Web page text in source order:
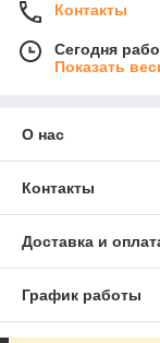
потенциал
приобретаются.
парка, сада, то
электрическое
Контакты
Сегодня
Показать
О нас
Контакты
Доставка и
График работы